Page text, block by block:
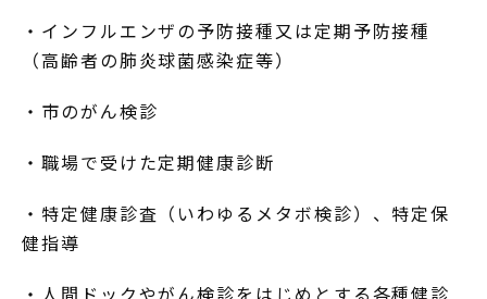
・インフルエンザの予防接種又は定期予防接種
（高齢者の肺炎球菌感染症等）
・市のがん検診
・職場で受けた定期健康診断
・特定健康診査（いわゆるメタボ検診）、特定保
健指導
・人間ドックやがん検診をはじめとする各種健診